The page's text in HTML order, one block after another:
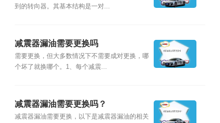
到的转向器。其基本结构是一对...
减震器漏油需要更换吗
需要更换，但大多数情况下不需要成对更换，哪
个坏了就换哪个。1、每个减震...
减震器漏油需要更换吗？
减震器漏油需要更换，以下是减震器漏油的相关